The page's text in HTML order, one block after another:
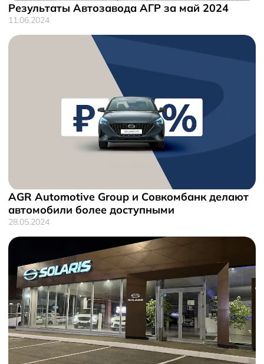
Результаты Автозавода АГР за май 2024
11.06.2024
AGR Automotive Group и Совкомбанк делают
автомобили более доступными
28.05.2024